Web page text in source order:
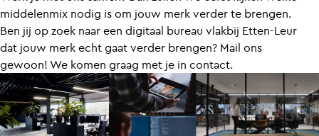
middelenmix nodig is om jouw merk verder te brengen.
Ben jij op zoek naar een digitaal bureau vlakbij Etten-Leur
dat jouw merk echt gaat verder brengen? Mail ons
gewoon! We komen graag met je in contact.